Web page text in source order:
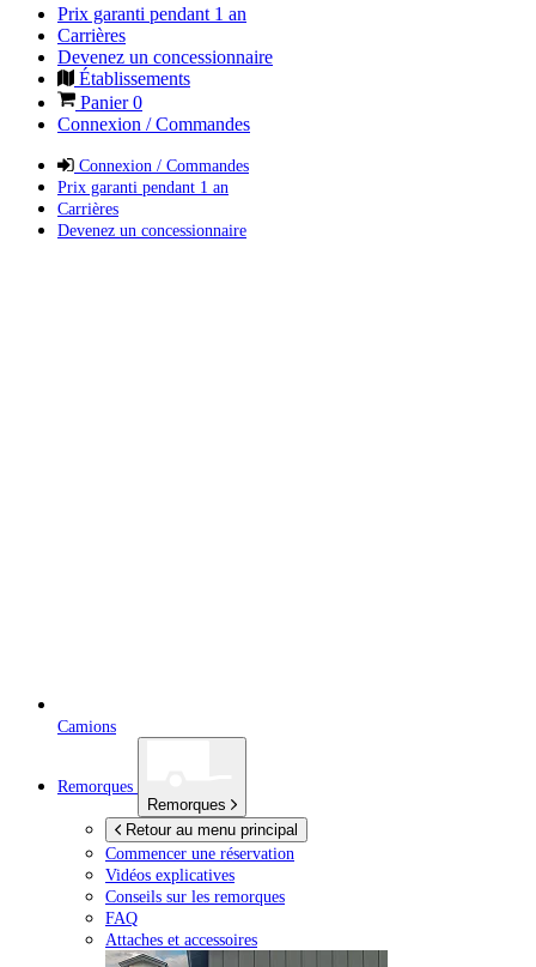
Prix garanti pendant 1 an
Carrières
Devenez un concessionnaire
Établissements
Panier0
Connexion / Commandes
Connexion / Commandes
Prix garanti pendant 1 an
Carrières
Devenez un concessionnaire
Camions
Remorques
Remorques
Retour au menu principal
Commencer une réservation
Vidéos explicatives
Conseils sur les remorques
FAQ
Attaches et accessoires